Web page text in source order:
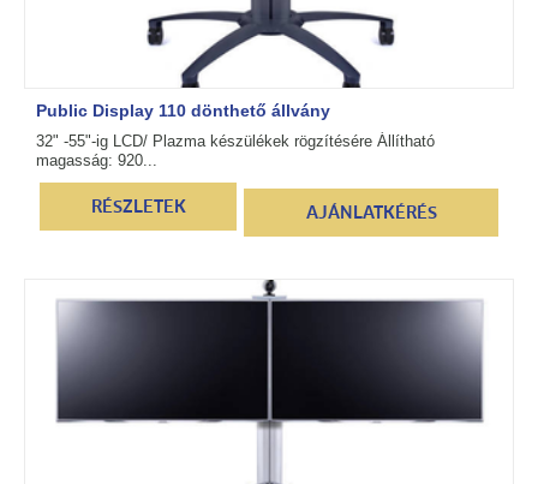
Public Display 110 dönthető állvány
32" -55"-ig LCD/ Plazma készülékek rögzítésére Állítható
magasság: 920...
RÉSZLETEK AJÁNLATKÉRÉS